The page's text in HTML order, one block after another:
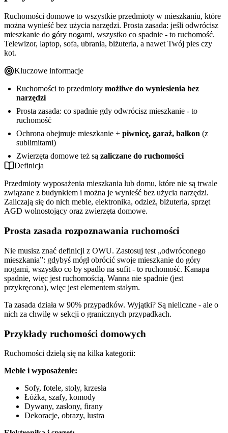
Dlaczego to ważne - konsekwencje pomyłki
All risk - szerszy zakres ochrony
Czego NIE obejmuje polisa - wyłączenia
Przedziały cenowe wg zakresu
Co wpływa na cenę ubezpieczenia
Sublimity - ukryte limity w ubezpieczeniu ruchomości
Typowe sublimity - tabela
Jak podwyższyć limity
Najczęstsze błędy przy ubezpieczaniu ruchomości
5 najczęstszych błędów
Jak ich uniknąć - praktyczne rady
Niedoubezpieczenie - pułapka zasady proporcji
Przykład działania zasady proporcji
Klauzula Leeway - jak się zabezpieczyć
All risk czy ryzyka nazwane - co wybrać
Tabela porównawcza
Dla kogo która opcja
Jak wycenić i ubezpieczyć ruchomości - krok po kroku
Checklista inwentaryzacji
Podsumowanie
Ruchomości domowe to wszystkie przedmioty w mieszkaniu, które
można wynieść bez użycia narzędzi. Prosta zasada: jeśli odwrócisz
mieszkanie do góry nogami, wszystko co spadnie - to ruchomość.
Telewizor, laptop, sofa, ubrania, biżuteria, a nawet Twój pies czy
kot.
Kluczowe informacje
Ruchomości to przedmioty możliwe do wyniesienia bez
narzędzi
Prosta zasada: co spadnie gdy odwrócisz mieszkanie - to
ruchomość
Ochrona obejmuje mieszkanie + piwnicę, garaż, balkon (z
sublimitami)
Zwierzęta domowe też są zaliczane do ruchomości
Definicja
Przedmioty wyposażenia mieszkania lub domu, które nie są trwale
związane z budynkiem i można je wynieść bez użycia narzędzi.
Zaliczają się do nich meble, elektronika, odzież, biżuteria, sprzęt
AGD wolnostojący oraz zwierzęta domowe.
Prosta zasada rozpoznawania ruchomości
Nie musisz znać definicji z OWU. Zastosuj test „odwróconego
mieszkania”: gdybyś mógł obrócić swoje mieszkanie do góry
nogami, wszystko co by spadło na sufit - to ruchomość. Kanapa
spadnie, więc jest ruchomością. Wanna nie spadnie (jest
przykręcona), więc jest elementem stałym.
Ta zasada działa w 90% przypadków. Wyjątki? Są nieliczne - ale o
nich za chwilę w sekcji o granicznych przypadkach.
Przykłady ruchomości domowych
Ruchomości dzielą się na kilka kategorii:
Meble i wyposażenie:
Sofy, fotele, stoły, krzesła
Łóżka, szafy, komody
Dywany, zasłony, firany
Dekoracje, obrazy, lustra